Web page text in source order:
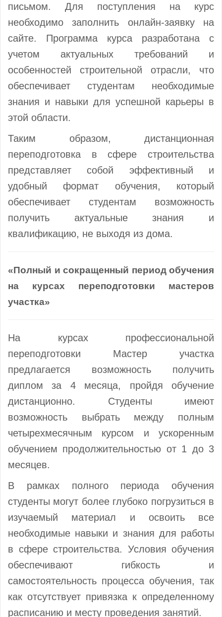
письмом. Для поступления на курс
необходимо заполнить онлайн-заявку на
сайте. Программа курса разработана с
учетом актуальных требований и
особенностей строительной отрасли, что
обеспечивает студентам необходимые
знания и навыки для успешной карьеры в
этой области.
Таким образом, дистанционная
переподготовка в сфере строительства
представляет собой эффективный и
удобный формат обучения, который
обеспечивает студентам возможность
получить актуальные знания и
квалификацию, не выходя из дома.
«Полный и сокращенный период обучения
на курсах переподготовки мастеров
участка»
На курсах профессиональной
переподготовки Мастер участка
предлагается возможность получить
диплом за 4 месяца, пройдя обучение
дистанционно. Студенты имеют
возможность выбрать между полным
четырехмесячным курсом и ускоренным
обучением продолжительностью от 1 до 3
месяцев.
В рамках полного периода обучения
студенты могут более глубоко погрузиться в
изучаемый материал и освоить все
необходимые навыки и знания для работы
в сфере строительства. Условия обучения
обеспечивают гибкость и
самостоятельность процесса обучения, так
как отсутствует привязка к определенному
расписанию и месту проведения занятий.